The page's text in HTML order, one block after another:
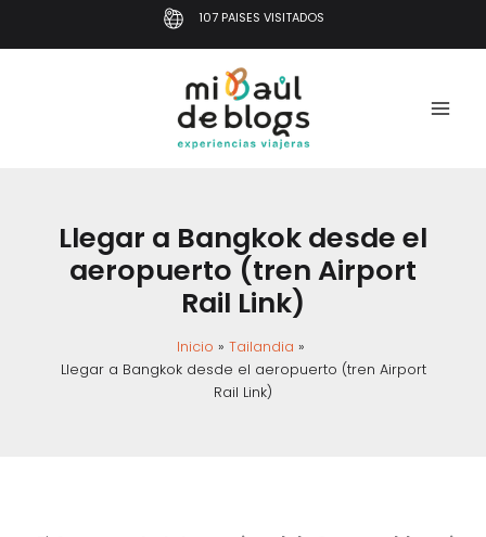
al
107 PAISES VISITADOS
Llegar a Bangkok desde el
aeropuerto (tren Airport
Rail Link)
Inicio
Tailandia
Llegar a Bangkok desde el aeropuerto (tren Airport
Rail Link)